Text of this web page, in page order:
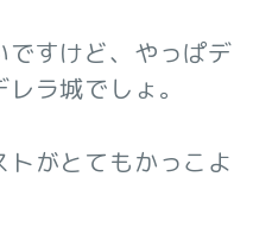
すけど、やっぱデ
ラ城でしょ。
がとてもかっこよ